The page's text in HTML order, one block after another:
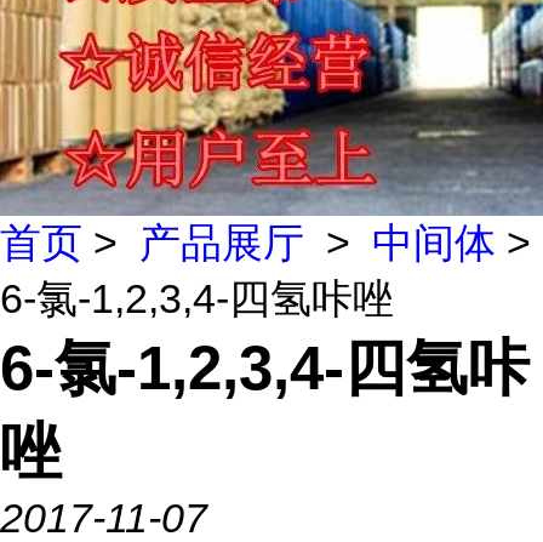
首页 > 产品展厅 > 中间体 >
6-氯-1,2,3,4-四氢咔唑
6-氯-1,2,3,4-四氢咔
唑
2017-11-07